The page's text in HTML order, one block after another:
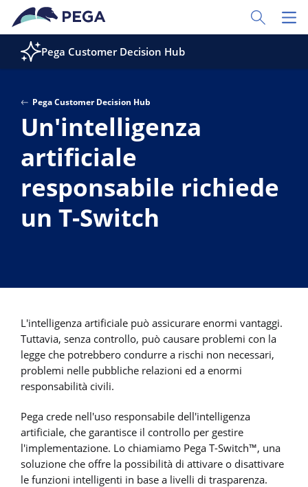
Vai direttamente al contenuto principale
Toggle
Pega Customer Decision Hub
Pega Customer Decision Hub
Un'intelligenza
artificiale
responsabile richiede
un T-Switch
L'intelligenza artificiale può assicurare enormi vantaggi.
Tuttavia, senza controllo, può causare problemi con la
legge che potrebbero condurre a rischi non necessari,
problemi nelle pubbliche relazioni ed a enormi
responsabilità civili.
Pega crede nell'uso responsabile dell'intelligenza
artificiale, che garantisce il controllo per gestire
l'implementazione. Lo chiamiamo Pega T-Switch™, una
soluzione che offre la possibilità di attivare o disattivare
le funzioni intelligenti in base a livelli di trasparenza.